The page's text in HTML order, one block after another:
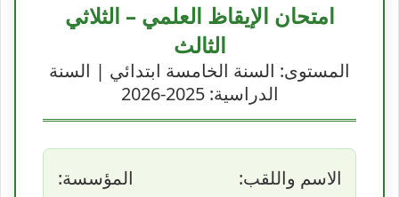
امتحان الإيقاظ العلمي – الثلاثي
الثالث
المستوى: السنة الخامسة ابتدائي | السنة
الدراسية: 2025-2026
الاسم واللقب:
المؤسسة: